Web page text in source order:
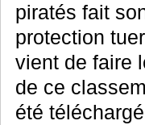
piratés fait
protection
vient de faire
de ce
été